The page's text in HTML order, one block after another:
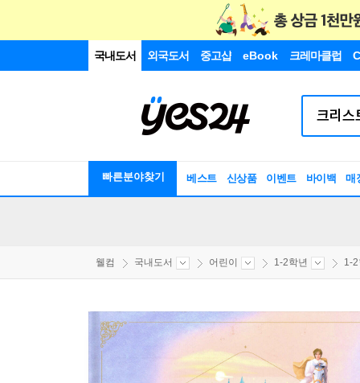
국내도서 외국도서 중고샵 eBook 크레마클럽
빠른분야찾기 베스트 신상품 이벤트 바이백 매
웰컴 국내도서 어린이 1-2학년 1-